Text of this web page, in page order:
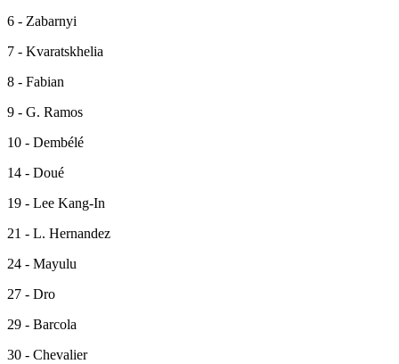
6 - Zabarnyi
7 - Kvaratskhelia
8 - Fabian
9 - G. Ramos
10 - Dembélé
14 - Doué
19 - Lee Kang-In
21 - L. Hernandez
24 - Mayulu
27 - Dro
29 - Barcola
30 - Chevalier